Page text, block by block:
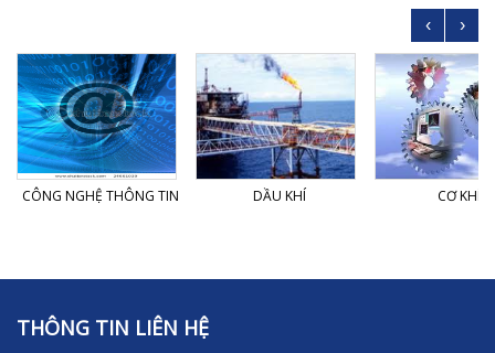
›
‹
CÔNG NGHỆ THÔNG TIN DẦU KHÍ CƠ KHÍ
THÔNG TIN LIÊN HỆ